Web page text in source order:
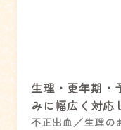
生理・更年期・
みに幅広く対応
不正出血／生理の